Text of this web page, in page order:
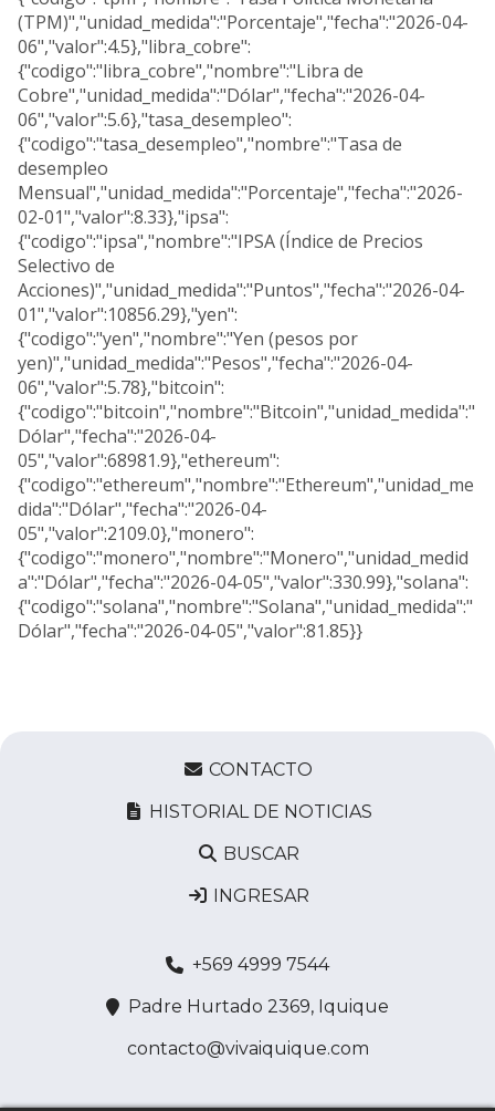
(TPM)","unidad_medida":"Porcentaje","fecha":"2026-04-
06","valor":4.5},"libra_cobre":
{"codigo":"libra_cobre","nombre":"Libra de
Cobre","unidad_medida":"Dólar","fecha":"2026-04-
06","valor":5.6},"tasa_desempleo":
{"codigo":"tasa_desempleo","nombre":"Tasa de
desempleo
Mensual","unidad_medida":"Porcentaje","fecha":"2026-
02-01","valor":8.33},"ipsa":
{"codigo":"ipsa","nombre":"IPSA (Índice de Precios
Selectivo de
Acciones)","unidad_medida":"Puntos","fecha":"2026-04-
01","valor":10856.29},"yen":
{"codigo":"yen","nombre":"Yen (pesos por
yen)","unidad_medida":"Pesos","fecha":"2026-04-
06","valor":5.78},"bitcoin":
{"codigo":"bitcoin","nombre":"Bitcoin","unidad_medida":"
Dólar","fecha":"2026-04-
05","valor":68981.9},"ethereum":
{"codigo":"ethereum","nombre":"Ethereum","unidad_me
dida":"Dólar","fecha":"2026-04-
05","valor":2109.0},"monero":
{"codigo":"monero","nombre":"Monero","unidad_medid
a":"Dólar","fecha":"2026-04-05","valor":330.99},"solana":
{"codigo":"solana","nombre":"Solana","unidad_medida":"
Dólar","fecha":"2026-04-05","valor":81.85}}
CONTACTO
HISTORIAL DE NOTICIAS
BUSCAR
INGRESAR
+569 4999 7544
Padre Hurtado 2369, Iquique
contacto@vivaiquique.com